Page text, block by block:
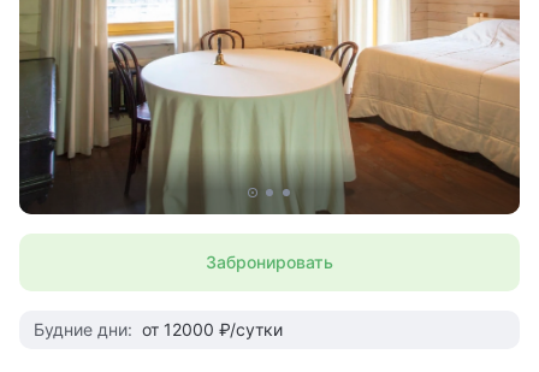
Забронировать
Будние дни: от 12000 ₽/сутки